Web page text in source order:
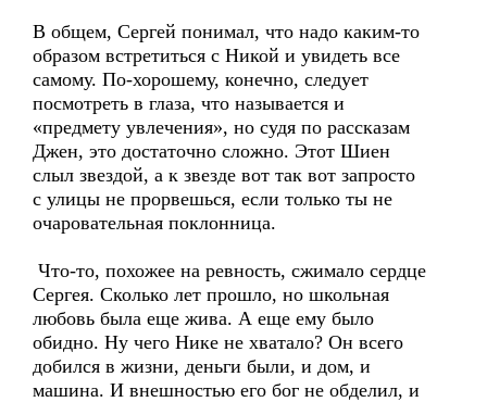
В общем, Сергей понимал, что надо каким-то
образом встретиться с Никой и увидеть все
самому. По-хорошему, конечно, следует
посмотреть в глаза, что называется и
«предмету увлечения», но судя по рассказам
Джен, это достаточно сложно. Этот Шиен
слыл звездой, а к звезде вот так вот запросто
с улицы не прорвешься, если только ты не
очаровательная поклонница.
Что-то, похожее на ревность, сжимало сердце
Сергея. Сколько лет прошло, но школьная
любовь была еще жива. А еще ему было
обидно. Ну чего Нике не хватало? Он всего
добился в жизни, деньги были, и дом, и
машина. И внешностью его бог не обделил, и